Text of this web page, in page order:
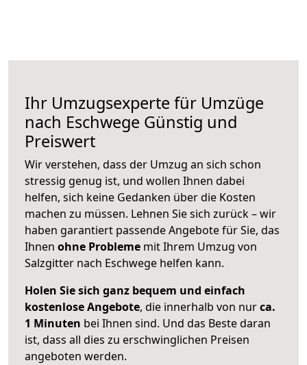
Ihr Umzugsexperte für Umzüge
nach Eschwege Günstig und
Preiswert
Wir verstehen, dass der Umzug an sich schon
stressig genug ist, und wollen Ihnen dabei
helfen, sich keine Gedanken über die Kosten
machen zu müssen. Lehnen Sie sich zurück – wir
haben garantiert passende Angebote für Sie, das
Ihnen ohne Probleme mit Ihrem Umzug von
Salzgitter nach Eschwege helfen kann.
Holen Sie sich ganz bequem und einfach
kostenlose Angebote, die innerhalb von nurca.
1 Minuten bei Ihnen sind. Und das Beste daran
ist, dass all dies zu erschwinglichen Preisen
angeboten werden.